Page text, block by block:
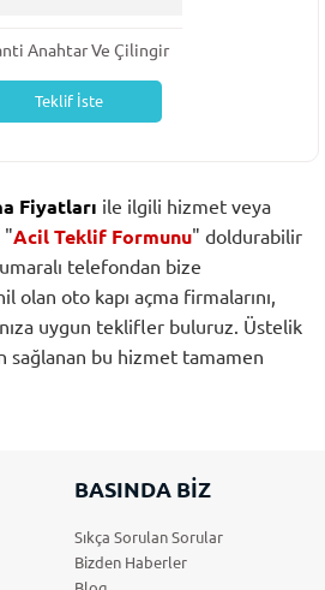
Anahtar Ve Çilingir
Teklif İste
Fiyatları ile ilgili hizmet veya
"Acil Teklif Formunu" doldurabilir
telefondan bize
olan oto kapı açma firmalarını,
uygun teklifler buluruz. Üstelik
sağlanan bu hizmet tamamen
BASINDA BİZ
Sıkça Sorulan Sorular
Bizden Haberler